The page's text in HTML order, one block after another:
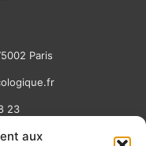
aux
Paris
23